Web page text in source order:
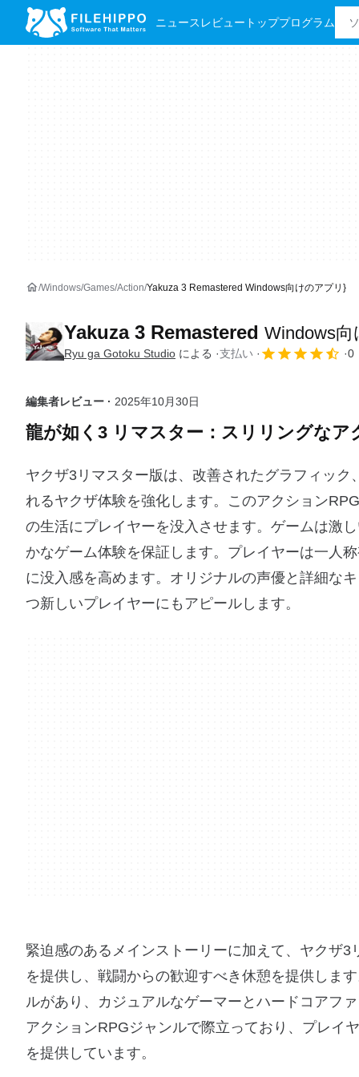
ニュース レビュー トッププログラム
Windows Games Action Yakuza 3 Remastered Windows向けのアプリ}
Yakuza 3 Remastered Windows
Ryu ga Gotoku Studio による 支払い 0
編集者レビュー · 2025年10月30日
龍が如く3 リマスター：スリリングなア
ヤクザ3リマスター版は、改善されたグラフィッ
れるヤクザ体験を強化します。このアクション
の生活にプレイヤーを没入させます。ゲームは激
かなゲーム体験を保証します。プレイヤーは一人
に没入感を高めます。オリジナルの声優と詳細な
つ新しいプレイヤーにもアピールします。
緊迫感のあるメインストーリーに加えて、ヤクザ
を提供し、戦闘からの歓迎すべき休憩を提供しま
ルがあり、カジュアルなゲーマーとハードコアフ
アクションRPGジャンルで際立っており、プレイ
を提供しています。